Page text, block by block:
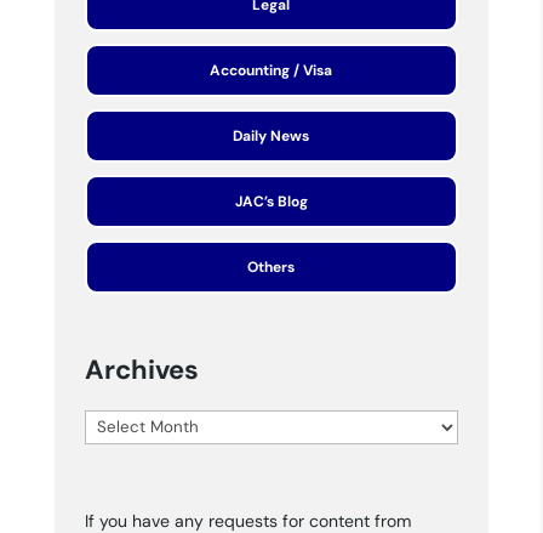
Legal
Accounting / Visa
Daily News
JAC’s Blog
Others
Archives
Archives
If you have any requests for content from